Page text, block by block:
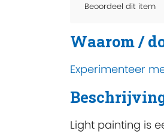
Beoordeel dit item
Waarom /
Experimenteer
Light painting is